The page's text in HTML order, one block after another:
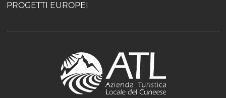
PROGETTI EUROPEI